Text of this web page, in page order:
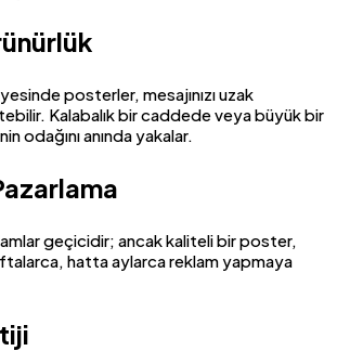
posterler, mesajınızı uzak
Kalabalık bir caddede veya büyük bir
odağını anında yakalar.
geçicidir; ancak kaliteli bir poster,
hatta aylarca reklam yapmaya